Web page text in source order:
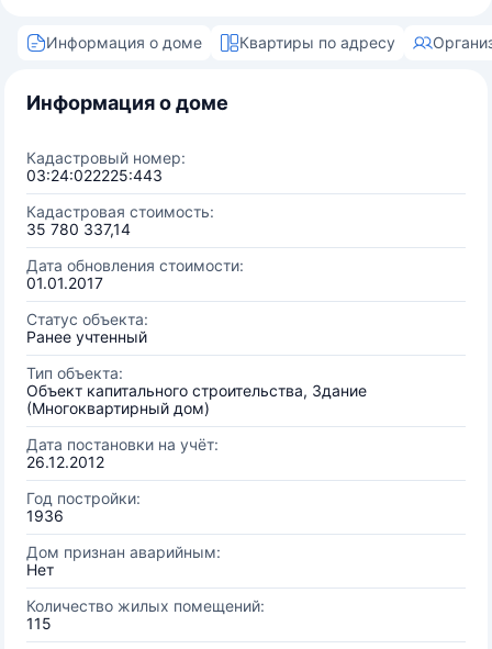
Информация о доме Квартиры по адресу
Информация о доме
Кадастровый номер:
03:24:022225:443
Кадастровая стоимость:
35 780 337,14
Дата обновления стоимости:
01.01.2017
Статус объекта:
Ранее учтенный
Тип объекта:
Объект капитального строительства, Здание
(Многоквартирный дом)
Дата постановки на учёт:
26.12.2012
Год постройки:
1936
Дом признан аварийным:
Нет
Количество жилых помещений:
115